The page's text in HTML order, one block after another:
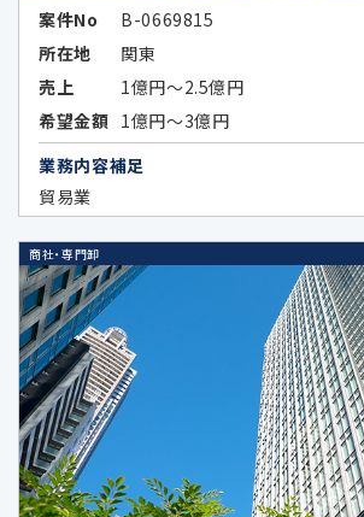
アメリカ合衆国（連邦）にお
報保護に関する制度
（https://www.ppc.go.jp/
USA_report.pdf）
アメリカ合衆国（カリフォルニ
（https://
california_report.pdf）
Google LLCは、OECDプラ
イドライン8原則に対応す
て講じています。
6-1.個人情報の共同利用①
案件No
B-0669815
所在地
関東
売上
1億円～2.5億円
希望金額 1億円～3億円
業務内容補足
貿易業
商社・専門卸